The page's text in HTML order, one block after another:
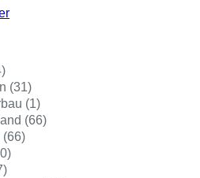
(31)
(1)
(66)
(66)